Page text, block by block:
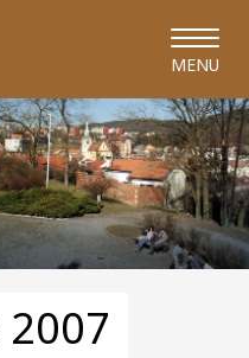
MENU
2007